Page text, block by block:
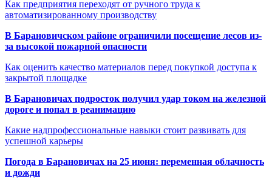
Как предприятия переходят от ручного труда к
автоматизированному производству
В Барановичском районе ограничили посещение лесов из-
за высокой пожарной опасности
Как оценить качество материалов перед покупкой доступа к
закрытой площадке
В Барановичах подросток получил удар током на железной
дороге и попал в реанимацию
Какие надпрофессиональные навыки стоит развивать для
успешной карьеры
Погода в Барановичах на 25 июня: переменная облачность
и дожди